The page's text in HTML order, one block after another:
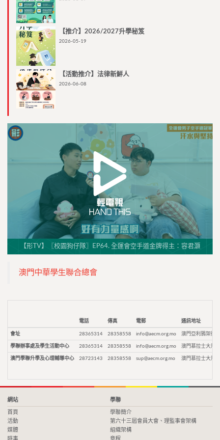
【推介】2026/2027升學秘笈
2026-05-19
【活動推介】法律新鮮人
2026-06-08
【形TV】〖校園狗仔隊〗EP64. 全運會空手道金牌得主：容君灝
澳門中華學生聯合總會
電話 傳真 電郵 通訊地址
會址 28365314 28358558 info@aecm.org.mo 澳門亞利鴉架街9
學聯辦事處及學生活動中心 28365314 28358558 info@aecm.org.mo 澳門慕拉士大馬
澳門學聯升學及心理輔導中心 28723143 28358558 sup@aecm.org.mo 澳門慕拉士大馬
網站
首頁
活動
媒體
學聯
學聯簡介
第六十三屆會員大會、理監事會架構
組織架構